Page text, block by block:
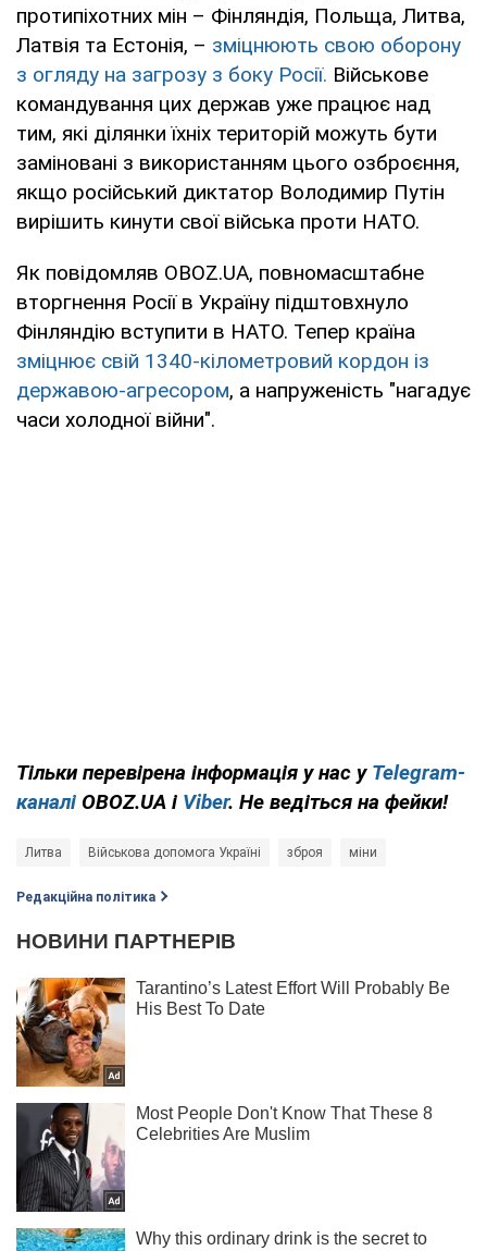
протипіхотних мін – Фінляндія, Польща, Литва,
Латвія та Естонія, – зміцнюють свою оборону
з огляду на загрозу з боку Росії. Військове
командування цих держав уже працює над
тим, які ділянки їхніх територій можуть бути
заміновані з використанням цього озброєння,
якщо російський диктатор Володимир Путін
вирішить кинути свої війська проти НАТО.
Як повідомляв OBOZ.UA, повномасштабне
вторгнення Росії в Україну підштовхнуло
Фінляндію вступити в НАТО. Тепер країна
зміцнює свій 1340-кілометровий кордон із
державою-агресором, а напруженість "нагадує
часи холодної війни".
Тільки перевірена інформація у нас у Telegram-
каналі OBOZ.UA і Viber. Не ведіться на фейки!
Литва Військова допомога Україні зброя міни
Редакційна політика